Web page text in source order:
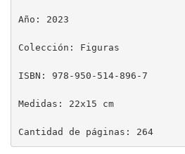
Año: 2023
Colección: Figuras
ISBN: 978-950-514-896-7
Medidas: 22x15 cm
Cantidad de páginas: 264